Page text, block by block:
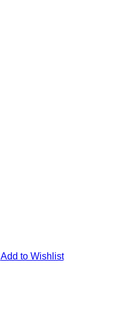
Add to Wishlist